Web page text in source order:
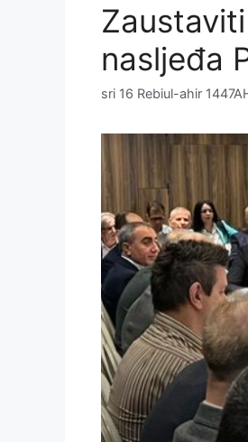
nasljeđa
sri 16 Rebiul-ahir